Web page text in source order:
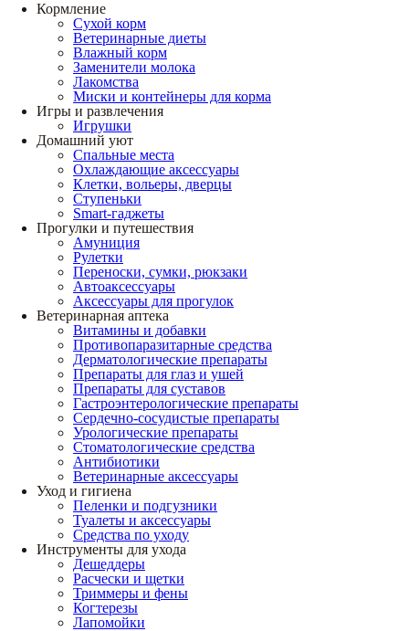
Кормление
Сухой корм
Ветеринарные диеты
Влажный корм
Заменители молока
Лакомства
Миски и контейнеры для корма
Игры и развлечения
Игрушки
Домашний уют
Спальные места
Охлаждающие аксессуары
Клетки, вольеры, дверцы
Ступеньки
Smart-гаджеты
Прогулки и путешествия
Амуниция
Рулетки
Переноски, сумки, рюкзаки
Автоаксессуары
Аксессуары для прогулок
Ветеринарная аптека
Витамины и добавки
Противопаразитарные средства
Дерматологические препараты
Препараты для глаз и ушей
Препараты для суставов
Гастроэнтерологические препараты
Сердечно-сосудистые препараты
Урологические препараты
Стоматологические средства
Антибиотики
Ветеринарные аксессуары
Уход и гигиена
Пеленки и подгузники
Туалеты и аксессуары
Средства по уходу
Инструменты для ухода
Дешеддеры
Расчески и щетки
Триммеры и фены
Когтерезы
Лапомойки